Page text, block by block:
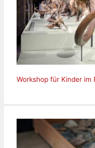
Workshop für Kinder im